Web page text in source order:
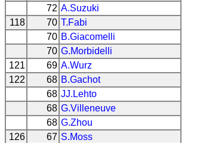
72 A.Suzuki
118
70 T.Fabi
70 B.Giacomelli
70 G.Morbidelli
121
69 A.Wurz
122
68 B.Gachot
68 JJ.Lehto
68 G.Villeneuve
68 G.Zhou
126
67 S.Moss